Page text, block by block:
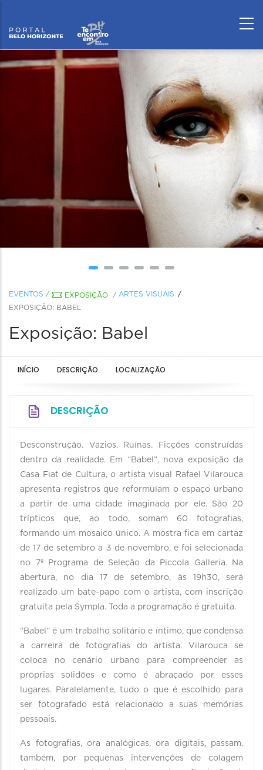
EVENTOS / EXPOSIÇÃO / ARTES VISUAIS
EXPOSIÇÃO: BABEL
Exposição: Babel
INÍCIO DESCRIÇÃO LOCALIZAÇÃO
DESCRIÇÃO
Desconstrução. Vazios. Ruínas. Ficções construídas
dentro da realidade. Em “Babel”, nova exposição da
Casa Fiat de Cultura, o artista visual Rafael Vilarouca
apresenta registros que reformulam o espaço urbano
a partir de uma cidade imaginada por ele. São 20
trípticos que, ao todo, somam 60 fotografias,
formando um mosaico único. A mostra fica em cartaz
de 17 de setembro a 3 de novembro, e foi selecionada
no 7º Programa de Seleção da Piccola Galleria. Na
abertura, no dia 17 de setembro, às 19h30, será
realizado um bate-papo com o artista, com inscrição
gratuita pela Sympla. Toda a programação é gratuita.
“Babel” é um trabalho solitário e íntimo, que condensa
a carreira de fotografias do artista. Vilarouca se
coloca no cenário urbano para compreender as
próprias solidões e como é abraçado por esses
lugares. Paralelamente, tudo o que é escolhido para
ser fotografado está relacionado a suas memórias
pessoais.
As fotografias, ora analógicas, ora digitais, passam,
também, por pequenas intervenções de colagem